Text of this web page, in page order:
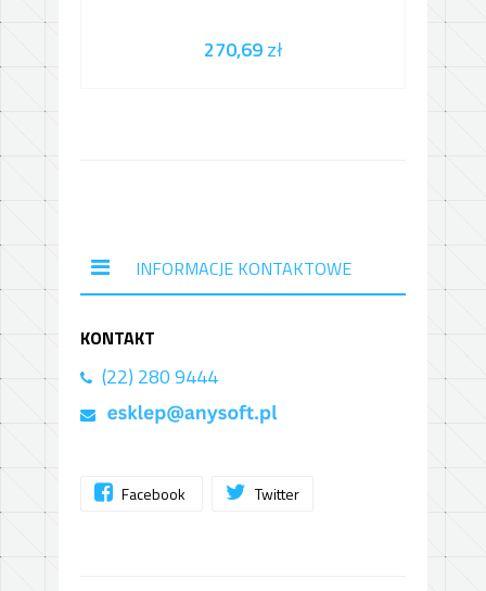
270,69zł
INFORMACJE KONTAKTOWE
KONTAKT
(22) 280 9444
Facebook Twitter